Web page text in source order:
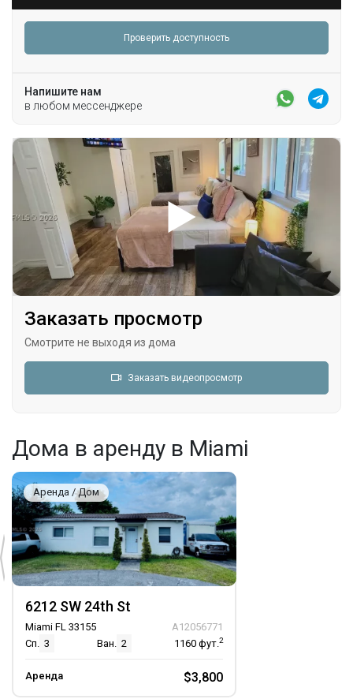
Проверить доступность
Напишите нам
в любом мессенджере
Заказать просмотр
Смотрите не выходя из дома
Заказать видеопросмотр
Дома в аренду в Miami
Аренда / Дом
6212 SW 24th St
Miami FL 33155
A12056771
Сп. 3 Ван. 2 1160 фут.2
Аренда $3,800